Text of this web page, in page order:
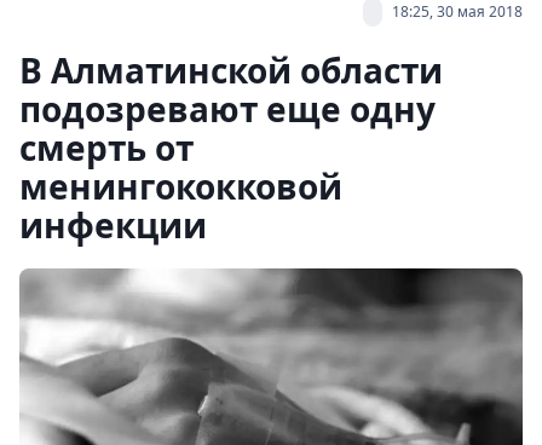
18:25, 30 мая 2018
В Алматинской области
подозревают еще одну
смерть от
менингококковой
инфекции